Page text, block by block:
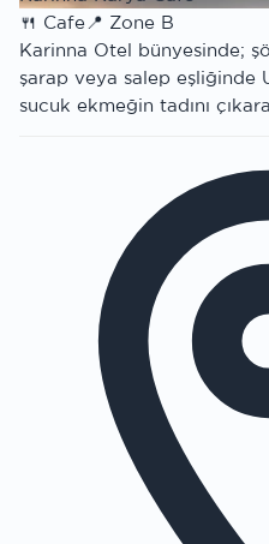
🍴 Cafe📍 Zone B
Karinna Otel bünyesinde;
şarap veya salep eşliğinde
sucuk ekmeğin tadını